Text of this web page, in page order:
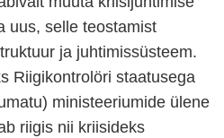
uus, selle teostamist
ja juhtimissüsteem.
Riigikontrolöri staatusega
ministeeriumide ülene
riigis nii kriisideks